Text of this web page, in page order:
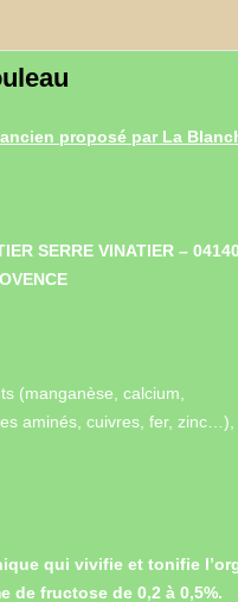
proposé par La
SERRE VINATIER – 04140
(manganèse, calcium,
aminés, cuivres, fer,
qui vivifie et tonifie
de fructose de 0,2 à 0,5%.